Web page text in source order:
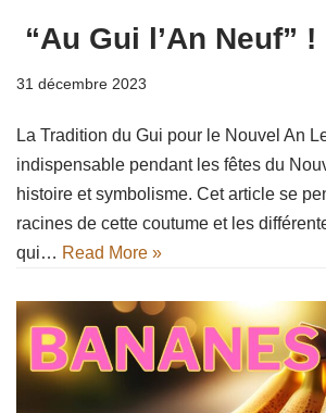
“Au Gui l’An Neuf” !
31 décembre 2023
La Tradition du Gui pour le Nouvel An
indispensable pendant les fêtes du
histoire et symbolisme. Cet article se
racines de cette coutume et les
qui… Read More »